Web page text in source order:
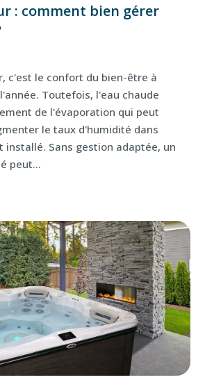
: comment bien gérer
c'est le confort du bien-être à
Toutefois, l'eau chaude
de l'évaporation qui peut
le taux d'humidité dans
installé. Sans gestion adaptée, un
peut...